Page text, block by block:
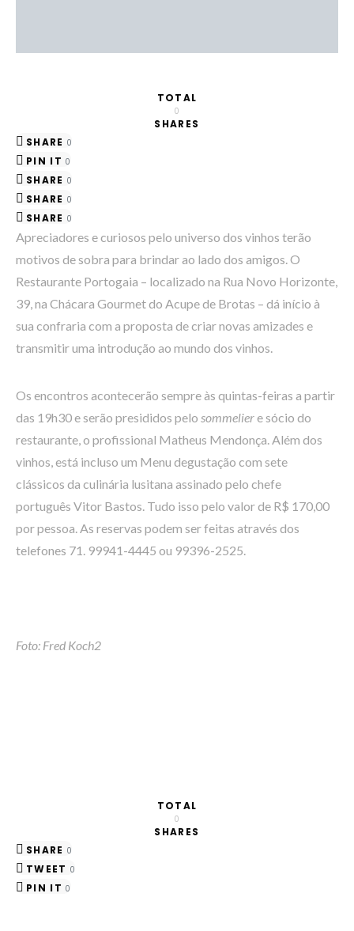
TOTAL
0
SHARES
SHARE 0
PIN IT 0
SHARE 0
SHARE 0
SHARE 0
Apreciadores e curiosos pelo universo dos vinhos terão
motivos de sobra para brindar ao lado dos amigos. O
Restaurante Portogaia – localizado na Rua Novo Horizonte,
39, na Chácara Gourmet do Acupe de Brotas – dá início à
sua confraria com a proposta de criar novas amizades e
transmitir uma introdução ao mundo dos vinhos.
Os encontros acontecerão sempre às quintas-feiras a partir
das 19h30 e serão presididos pelo sommeliere sócio do
restaurante, o profissional Matheus Mendonça. Além dos
vinhos, está incluso um Menu degustação com sete
clássicos da culinária lusitana assinado pelo chefe
português Vitor Bastos. Tudo isso pelo valor de R$ 170,00
por pessoa. As reservas podem ser feitas através dos
telefones 71. 99941-4445 ou 99396-2525.
Foto: Fred Koch2
TOTAL
0
SHARES
SHARE 0
TWEET 0
PIN IT 0